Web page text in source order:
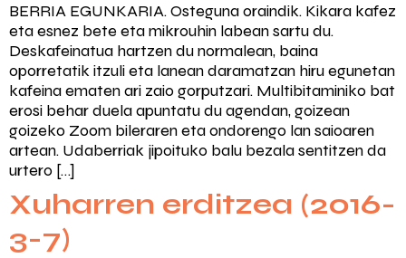
BERRIA EGUNKARIA. Osteguna oraindik. Kikara kafez
eta esnez bete eta mikrouhin labean sartu du.
Deskafeinatua hartzen du normalean, baina
oporretatik itzuli eta lanean daramatzan hiru egunetan
kafeina ematen ari zaio gorputzari. Multibitaminiko bat
erosi behar duela apuntatu du agendan, goizean
goizeko Zoom bileraren eta ondorengo lan saioaren
artean. Udaberriak jipoituko balu bezala sentitzen da
urtero […]
Xuharren erditzea (2016-
3-7)